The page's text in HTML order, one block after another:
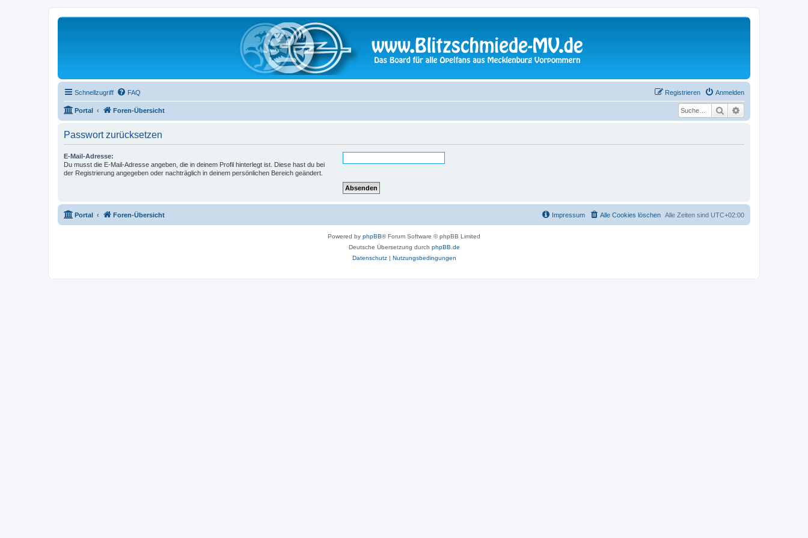
Schnellzugriff FAQ Anmelden
Registrieren
Portal Foren-Übersicht Suche
Passwort zurücksetzen
E-Mail-Adresse:
Du musst die E-Mail-Adresse angeben, die in deinem Profil hinterlegt ist. Diese hast du bei
der Registrierung angegeben oder nachträglich in deinem persönlichen Bereich geändert.
Portal Foren-Übersicht Alle Zeiten sind UTC+02:00
Alle Cookies löschen
Impressum
Powered by phpBB® Forum Software © phpBB Limited
Deutsche Übersetzung durch phpBB.de
Datenschutz| Nutzungsbedingungen